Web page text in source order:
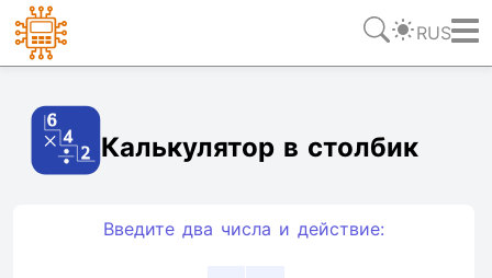
RUS
Калькулятор в столбик
Введите два числа и действие: